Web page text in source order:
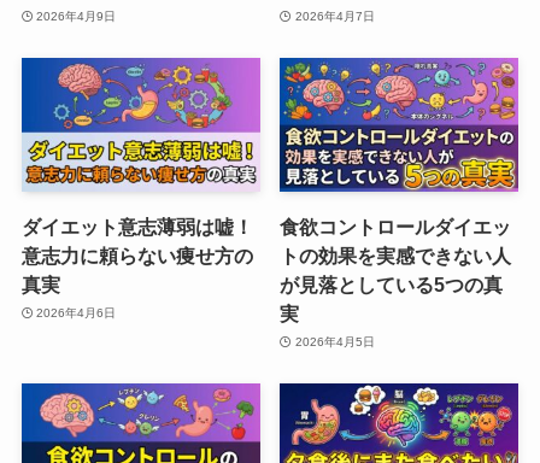
2026年4月9日 2026年4月7日
ダイエット意志薄弱は嘘！
意志力に頼らない痩せ方の
真実
2026年4月6日
食欲コントロールダイエッ
トの効果を実感できない人
が見落としている5つの真
実
2026年4月5日